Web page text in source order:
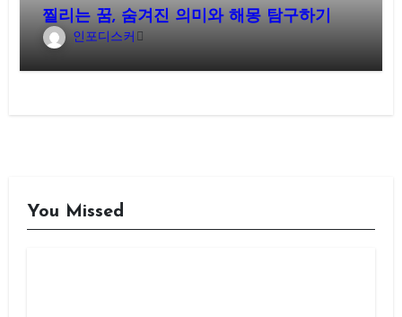
찔리는 꿈, 숨겨진 의미와 해몽 탐구하기
인포디스커
You Missed